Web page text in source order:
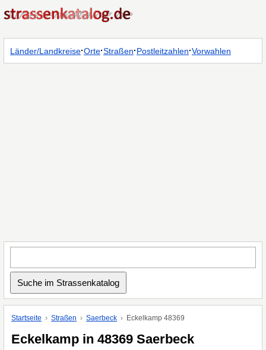
Länder/Landkreise·Orte·Straßen·Postleitzahlen·Vorwahlen
Startseite Straßen Saerbeck Eckelkamp 48369
Eckelkamp in 48369 Saerbeck